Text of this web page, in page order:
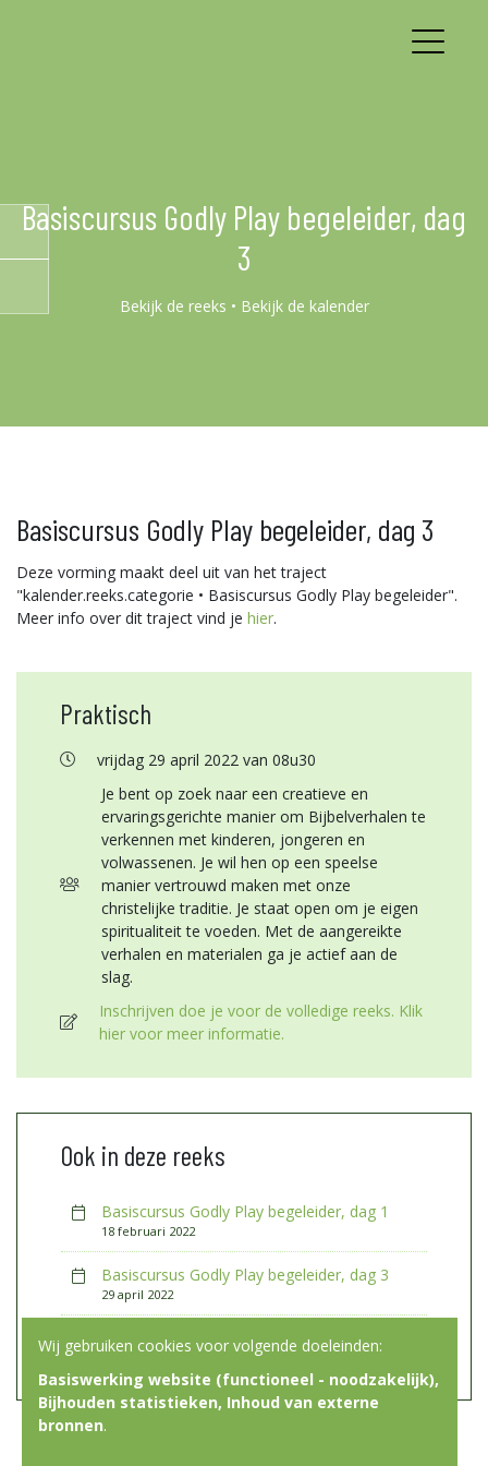
Basiscursus Godly Play begeleider, dag
3
Bekijk de reeks • Bekijk de kalender
Basiscursus Godly Play begeleider, dag 3
Deze vorming maakt deel uit van het traject
"kalender.reeks.categorie • Basiscursus Godly Play begeleider".
Meer info over dit traject vind je hier.
Praktisch
vrijdag 29 april 2022 van 08u30
Je bent op zoek naar een creatieve en
ervaringsgerichte manier om Bijbelverhalen te
verkennen met kinderen, jongeren en
volwassenen. Je wil hen op een speelse
manier vertrouwd maken met onze
christelijke traditie. Je staat open om je eigen
spiritualiteit te voeden. Met de aangereikte
verhalen en materialen ga je actief aan de
slag.
Inschrijven doe je voor de volledige reeks. Klik
hier voor meer informatie.
Ook in deze reeks
Basiscursus Godly Play begeleider, dag 1
18 februari 2022
Basiscursus Godly Play begeleider, dag 3
29 april 2022
Basiscursus Godly Play begeleider, dag 2
Wij gebruiken cookies voor volgende doeleinden:
Basiswerking website (functioneel - noodzakelijk),
Bijhouden statistieken, Inhoud van externe
bronnen.